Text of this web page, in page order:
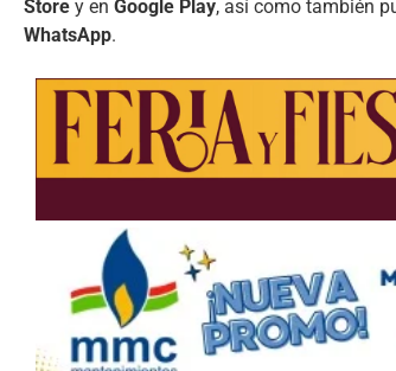
Store y en Google Play, así como también
WhatsApp.